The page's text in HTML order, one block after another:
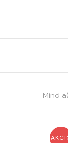
Mind